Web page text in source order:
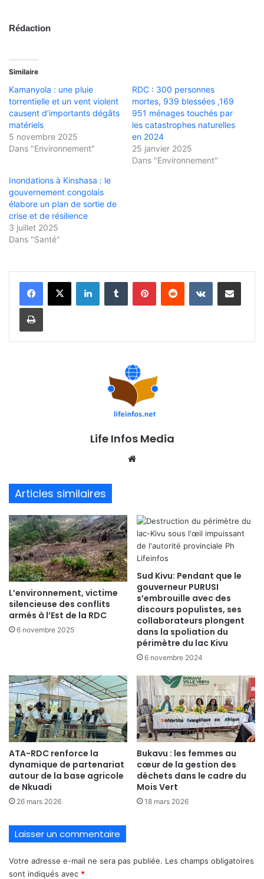
Rédaction
Similaire
Kamanyola : une pluie
torrentielle et un vent violent
causent d’importants dégâts
matériels
5 novembre 2025
Dans "Environnement"
RDC : 300 personnes
mortes, 939 blessées ,169
951 ménages touchés par
les catastrophes naturelles
en 2024
25 janvier 2025
Dans "Environnement"
Inondations à Kinshasa : le
gouvernement congolais
élabore un plan de sortie de
crise et de résilience
3 juillet 2025
Dans "Santé"
Life Infos Media
Articles similaires
L’environnement, victime
silencieuse des conflits
armés à l’Est de la RDC
6 novembre 2025
Sud Kivu: Pendant que le
gouverneur PURUSI
s’embrouille avec des
discours populistes, ses
collaborateurs plongent
dans la spoliation du
périmètre du lac Kivu
6 novembre 2024
ATA-RDC renforce la
dynamique de partenariat
autour de la base agricole
de Nkuadi
26 mars 2026
Bukavu : les femmes au
cœur de la gestion des
déchets dans le cadre du
Mois Vert
18 mars 2026
Laisser un commentaire
Votre adresse e-mail ne sera pas publiée. Les champs obligatoires
sont indiqués avec *